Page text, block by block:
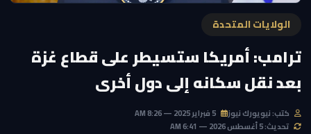
الولايات المتحدة
ترامب: أمريكا ستسيطر على قطاع غزة
بعد نقل سكانه إلى دول أخرى
كتب: نيويورك نيوز
تحديث: 5 أغسطس 2026 — 6:41 AM